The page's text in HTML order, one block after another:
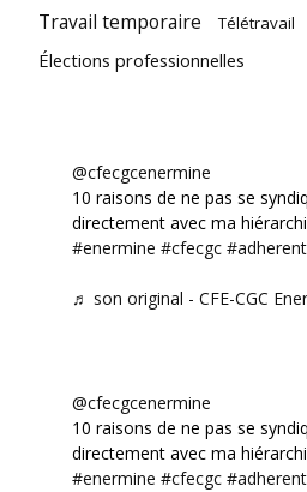
Travail temporaire Télétravail
Élections professionnelles
@cfecgcenermine
10 raisons de ne pas se
directement avec ma
#enermine #cfecgc #adherent
♬ son original - CFE-CGC
@cfecgcenermine
10 raisons de ne pas se
directement avec ma
#enermine #cfecgc #adherent